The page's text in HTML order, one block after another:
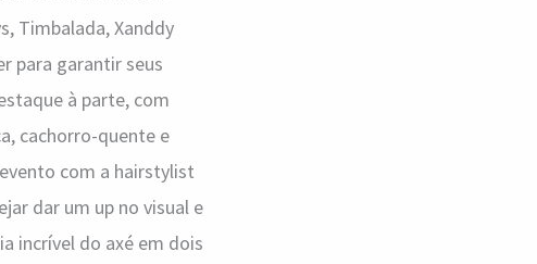
Timbalada, Xanddy
para garantir seus
à parte, com
cachorro-quente e
com a hairstylist
dar um up no visual e
incrível do axé em dois